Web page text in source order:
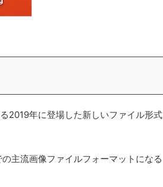
2019年に登場した新しいファイル形式
主流画像ファイルフォーマットになる